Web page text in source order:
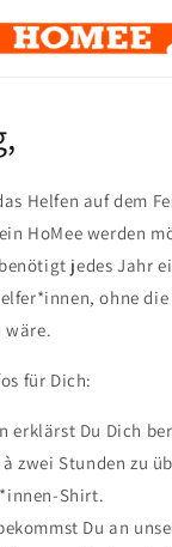
Helfen auf dem
HoMee werden
jedes Jahr
ohne die
wäre.
für Dich:
erklärst Du Dich
zwei Stunden zu
Shirt.
Du an